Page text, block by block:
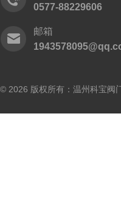
0577-88229606
邮箱
© 2026 版权所有：温州科宝阀